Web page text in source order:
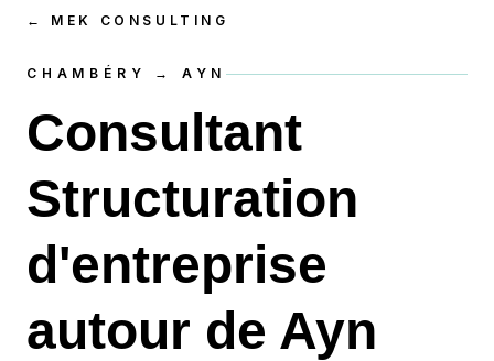
← MEK CONSULTING
CHAMBÉRY → AYN
Consultant
Structuration
d'entreprise
autour de Ayn